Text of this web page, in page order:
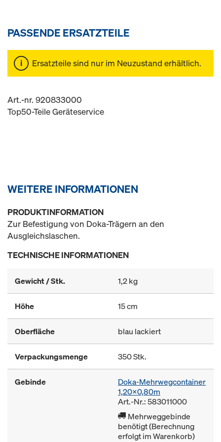
PASSENDE ERSATZTEILE
Ersatzteile sind nur im Neuzustand erhältlich.
Art.-nr. 920833000
Top50-Teile Geräteservice
WEITERE INFORMATIONEN
PRODUKTINFORMATION
Zur Befestigung von Doka-Trägern an den
Ausgleichslaschen.
TECHNISCHE INFORMATIONEN
Gewicht / Stk. 1,2 kg
Höhe 15 cm
Oberfläche blau lackiert
Verpackungsmenge 350 Stk.
Gebinde
Doka-Mehrwegcontainer
1,20x0,80m
Art.-Nr.: 583011000
Mehrweggebinde
benötigt (Berechnung
erfolgt im Warenkorb)